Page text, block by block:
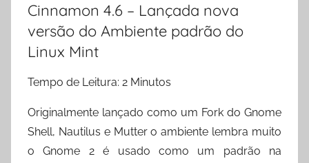
Cinnamon 4.6 – Lançada nova
versão do Ambiente padrão do
Linux Mint
Tempo de Leitura: 2 Minutos
Originalmente lançado como um Fork do Gnome
Shell, Nautilus e Mutter o ambiente lembra muito
o Gnome 2 é usado como um padrão na